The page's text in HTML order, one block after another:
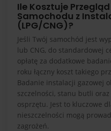
Ile Kosztuje
Samochodu z
(LPG/CNG)?
Jeśli Twój samochód jest
lub CNG, do standardowej
opłatę za dodatkowe
roku łączny koszt takiego
Badanie instalacji gazowej
szczelności, stanu butli
osprzętu. Jest to kluczowe
nieszczelności mogą
zagrożeń.